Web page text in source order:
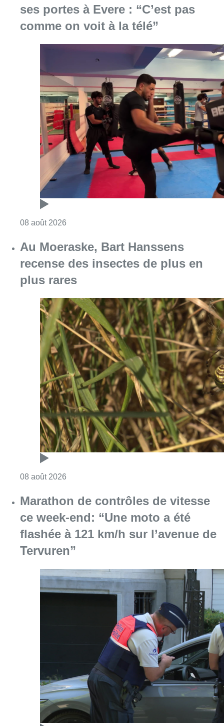
ses portes à Evere : “C’est pas
comme on voit à la télé”
08 août 2026
Au Moeraske, Bart Hanssens
recense des insectes de plus en
plus rares
08 août 2026
Marathon de contrôles de vitesse
ce week-end: “Une moto a été
flashée à 121 km/h sur l’avenue de
Tervuren”